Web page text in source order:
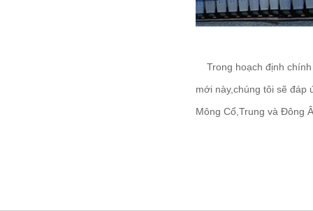
Trong hoạch định chính
mới này,chúng tôi sẽ đáp
Mông Cổ,Trung và Đông